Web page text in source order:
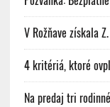
V Rožňave získala
4 kritériá, ktoré
Na predaj tri